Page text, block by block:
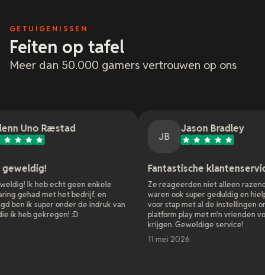
GETUIGENISSEN
Feiten op tafel
Meer dan 50.000 gamers vertrouwen op ons
geen enkele
het bedrijf, en
onder de indruk van
:D
Jason Bradley
Fantastische klantenservice
Ze reageerden niet alleen razendsnel, maar
waren ook super geduldig en hielpen me stap
voor stap met al de instellingen om cross
platform play met m'n vrienden voor elkaar te
krijgen. Geweldige service!